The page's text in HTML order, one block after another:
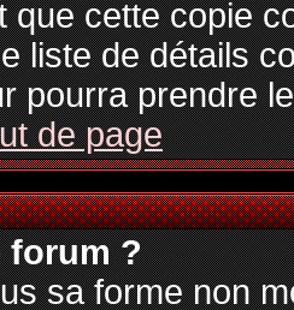
que cette copie
liste de détails
pourra prendre
de page
forum ?
sa forme non